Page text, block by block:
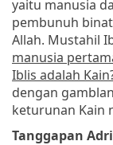
yaitu manusia
pembunuh
Allah. Mustahil
manusia
Iblis adalah
dengan
keturunan Kain
Tanggapan